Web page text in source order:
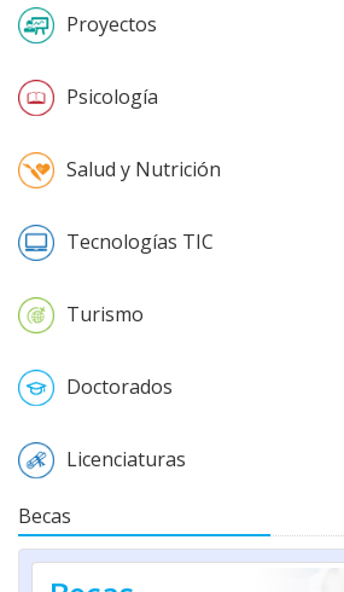
Proyectos
Psicología
Salud y Nutrición
Tecnologías TIC
Turismo
Doctorados
Licenciaturas
Becas